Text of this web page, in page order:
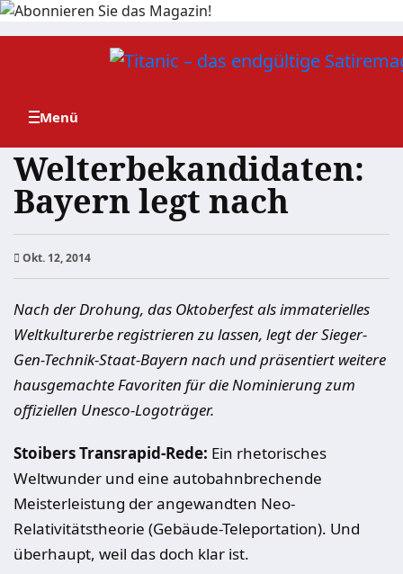
Zum
Welterbekandidaten:
Bayern legt nach
Okt. 12, 2014
Nach der Drohung, das Oktoberfest als immaterielles
Weltkulturerbe registrieren zu lassen, legt der Sieger-
Gen-Technik-Staat-Bayern nach und präsentiert weitere
hausgemachte Favoriten für die Nominierung zum
offiziellen Unesco-Logoträger.
Stoibers Transrapid-Rede: Ein rhetorisches
Weltwunder und eine autobahnbrechende
Meisterleistung der angewandten Neo-
Relativitätstheorie (Gebäude-Teleportation). Und
überhaupt, weil das doch klar ist.